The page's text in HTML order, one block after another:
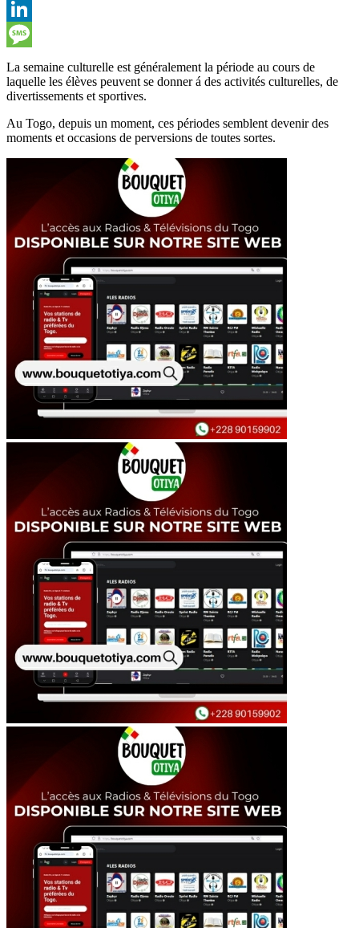
Viber
LinkedIn
Message
La semaine culturelle est généralement la période au cours de
laquelle les élèves peuvent se donner á des activités culturelles, de
divertissements et sportives.
Au Togo, depuis un moment, ces périodes semblent devenir des
moments et occasions de perversions de toutes sortes.